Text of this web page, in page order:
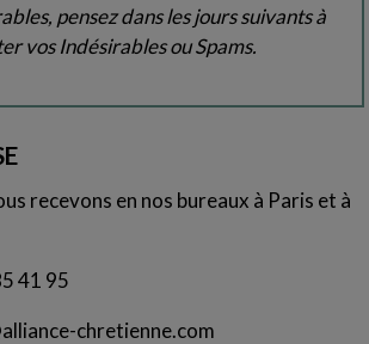
pensez dans les jours suivants à
vos Indésirables ou Spams.
recevons en nos bureaux à Paris et à
41 95
chretienne.com